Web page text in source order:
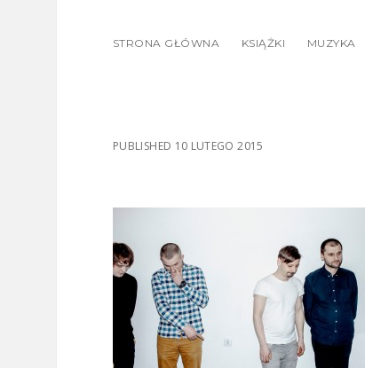
STRONA GŁÓWNA KSIĄŻKI MUZYKA
PUBLISHED 10 LUTEGO 2015